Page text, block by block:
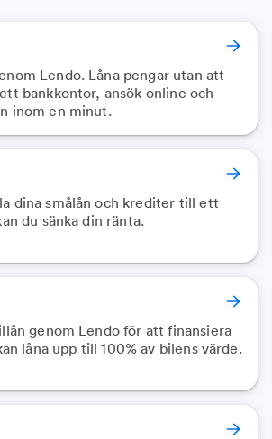
Lendo. Låna pengar utan att
bankkontor, ansök online och
inom en minut.
dina smålån och krediter till ett
du sänka din ränta.
genom Lendo för att finansiera
låna upp till 100% av bilens värde.